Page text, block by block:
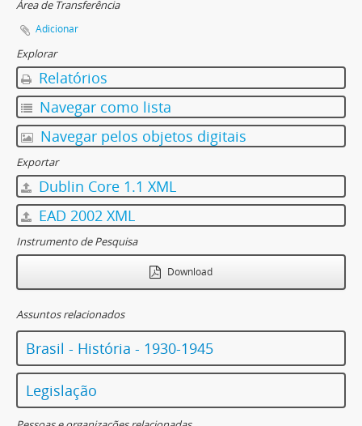
Área de Transferência
Adicionar
Explorar
Relatórios
Navegar como lista
Navegar pelos objetos digitais
Exportar
Dublin Core 1.1 XML
EAD 2002 XML
Instrumento de Pesquisa
Download
Assuntos relacionados
Brasil - História - 1930-1945
Legislação